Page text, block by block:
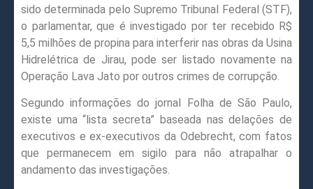
sido determinada pelo Supremo Tribunal Federal (STF),
o parlamentar, que é investigado por ter recebido R$
5,5 milhões de propina para interferir nas obras da Usina
Hidrelétrica de Jirau, pode ser listado novamente na
Operação Lava Jato por outros crimes de corrupção.
Segundo informações do jornal Folha de São Paulo,
existe uma “lista secreta” baseada nas delações de
executivos e ex-executivos da Odebrecht, com fatos
que permanecem em sigilo para não atrapalhar o
andamento das investigações.